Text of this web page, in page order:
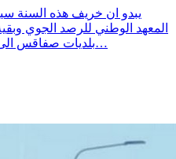
يبدو ان خريف هذه السنة
المعهد الوطني للرصد الجوي
بلديات صفاقس الى الاسراع في القيام بعمليّة تنظيف…